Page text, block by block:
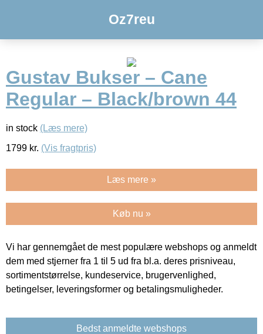
Oz7reu
Gustav Bukser – Cane
Regular – Black/brown 44
in stock (Læs mere)
1799 kr. (Vis fragtpris)
Læs mere »
Køb nu »
Vi har gennemgået de mest populære webshops og anmeldt
dem med stjerner fra 1 til 5 ud fra bl.a. deres prisniveau,
sortimentstørrelse, kundeservice, brugervenlighed,
betingelser, leveringsformer og betalingsmuligheder.
Bedst anmeldte webshops